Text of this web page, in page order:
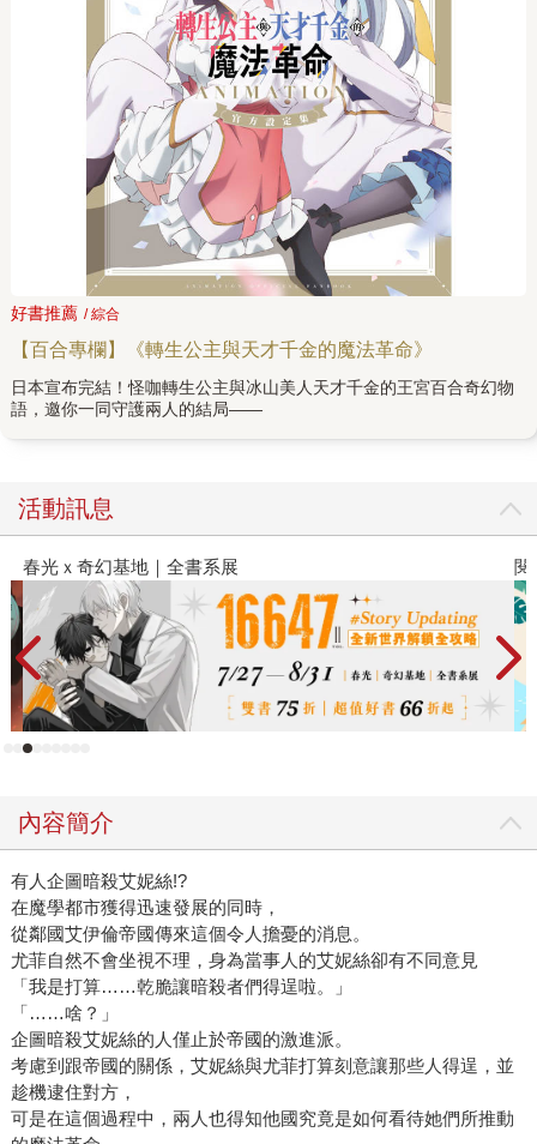
好書推薦 / 綜合
【百合專欄】《轉生公主與天才千金的魔法革命》
日本宣布完結！怪咖轉生公主與冰山美人天才千金的王宮百合奇幻物
語，邀你一同守護兩人的結局——
活動訊息
春光ｘ奇幻基地｜全書系展 閱
內容簡介
有人企圖暗殺艾妮絲!?
在魔學都市獲得迅速發展的同時，
從鄰國艾伊倫帝國傳來這個令人擔憂的消息。
尤菲自然不會坐視不理，身為當事人的艾妮絲卻有不同意見
「我是打算……乾脆讓暗殺者們得逞啦。」
「……啥？」
企圖暗殺艾妮絲的人僅止於帝國的激進派。
考慮到跟帝國的關係，艾妮絲與尤菲打算刻意讓那些人得逞，並
趁機逮住對方，
可是在這個過程中，兩人也得知他國究竟是如何看待她們所推動